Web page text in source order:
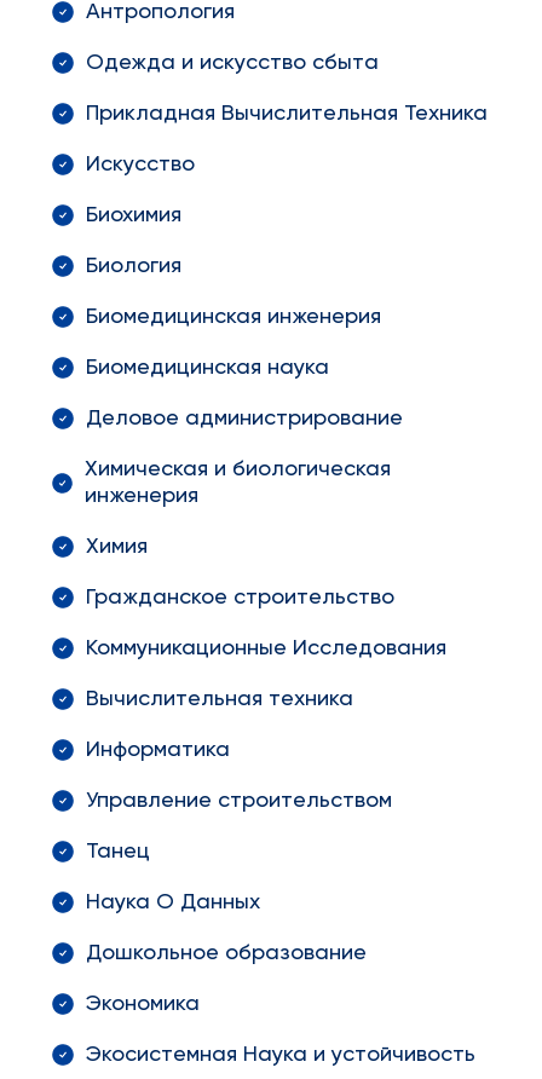
Антропология
Одежда и искусство сбыта
Прикладная Вычислительная Техника
Искусство
Биохимия
Биология
Биомедицинская инженерия
Биомедицинская наука
Деловое администрирование
Химическая и биологическая
инженерия
Химия
Гражданское строительство
Коммуникационные Исследования
Вычислительная техника
Информатика
Управление строительством
Танец
Наука О Данных
Дошкольное образование
Экономика
Экосистемная Наука и устойчивость